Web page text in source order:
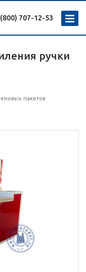
707-12-53
ручки
пакетов